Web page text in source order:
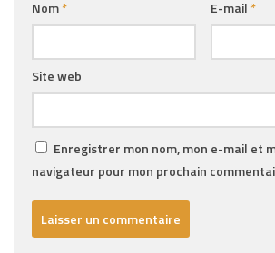
Nom* E-mail *
Site web
Enregistrer mon nom, mon e-mail et
navigateur pour mon prochain